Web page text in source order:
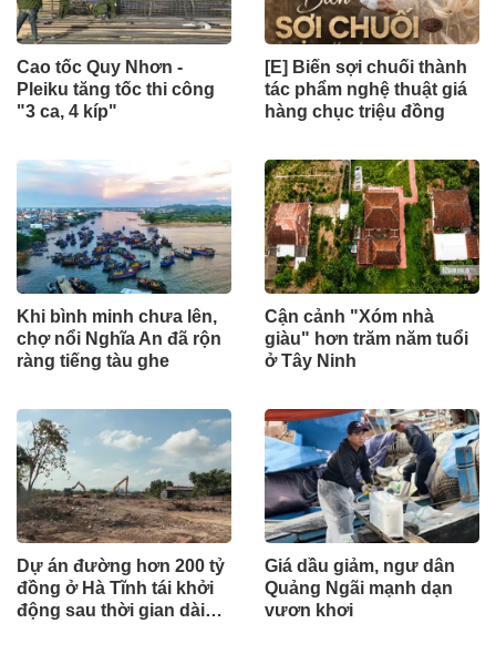
Cao tốc Quy Nhơn -
Pleiku tăng tốc thi công
"3 ca, 4 kíp"
[E] Biến sợi chuối thành
tác phẩm nghệ thuật giá
hàng chục triệu đồng
Khi bình minh chưa lên,
chợ nổi Nghĩa An đã rộn
ràng tiếng tàu ghe
Cận cảnh "Xóm nhà
giàu" hơn trăm năm tuổi
ở Tây Ninh
Dự án đường hơn 200 tỷ
đồng ở Hà Tĩnh tái khởi
động sau thời gian dài
Giá dầu giảm, ngư dân
Quảng Ngãi mạnh dạn
vươn khơi